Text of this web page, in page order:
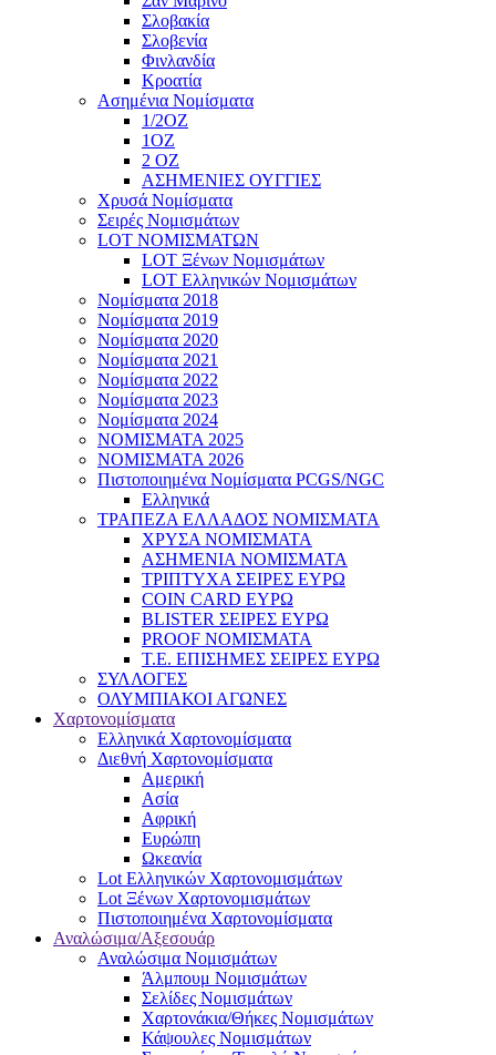
Σλοβακία
Σλοβενία
Φινλανδία
Κροατία
Ασημένια Νομίσματα
1/2ΟΖ
1ΟΖ
2 OZ
ΑΣΗΜΕΝΙΕΣ ΟΥΓΓΙΕΣ
Χρυσά Νομίσματα
Σειρές Νομισμάτων
LOT ΝΟΜΙΣΜΑΤΩΝ
LOT Ξένων Νομισμάτων
LOT Ελληνικών Νομισμάτων
Νομίσματα 2018
Νομίσματα 2019
Νομίσματα 2020
Νομίσματα 2021
Νομίσματα 2022
Νομίσματα 2023
Νομίσματα 2024
ΝΟΜΙΣΜΑΤΑ 2025
ΝΟΜΙΣΜΑΤΑ 2026
Πιστοποιημένα Νομίσματα PCGS/NGC
Ελληνικά
ΤΡΑΠΕΖΑ ΕΛΛΑΔΟΣ ΝΟΜΙΣΜΑΤΑ
ΧΡΥΣΑ ΝΟΜΙΣΜΑΤΑ
ΑΣΗΜΕΝΙΑ ΝΟΜΙΣΜΑΤΑ
ΤΡΙΠΤΥΧΑ ΣΕΙΡΕΣ ΕΥΡΩ
COIN CARD ΕΥΡΩ
BLISTER ΣΕΙΡΕΣ ΕΥΡΩ
PROOF ΝΟΜΙΣΜΑΤΑ
Τ.Ε. ΕΠΙΣΗΜΕΣ ΣΕΙΡΕΣ ΕΥΡΩ
ΣΥΛΛΟΓΕΣ
ΟΛΥΜΠΙΑΚΟΙ ΑΓΩΝΕΣ
Χαρτονομίσματα
Eλληνικά Χαρτονομίσματα
Διεθνή Χαρτονομίσματα
Αμερική
Ασία
Αφρική
Ευρώπη
Ωκεανία
Lot Ελληνικών Χαρτονομισμάτων
Lot Ξένων Χαρτονομισμάτων
Πιστοποιημένα Χαρτονομίσματα
Αναλώσιμα/Αξεσουάρ
Αναλώσιμα Νομισμάτων
Άλμπουμ Νομισμάτων
Σελίδες Νομισμάτων
Χαρτονάκια/Θήκες Νομισμάτων
Κάψουλες Νομισμάτων